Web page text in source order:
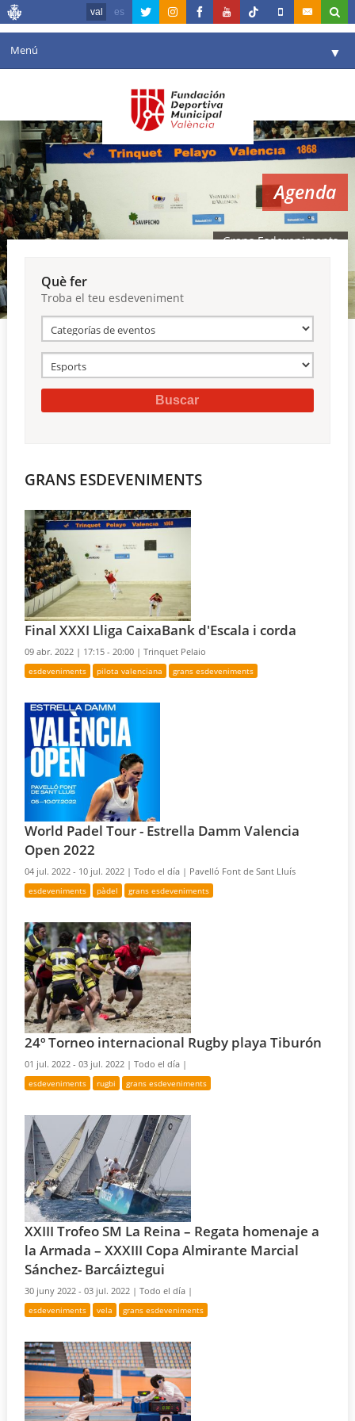
val es
Menú ▼
Agenda
Instal·lacions ▼
Comunicació ▼
València en esport ▼
Reserves
Agenda
Grans Esdeveniments
Què fer
Troba el teu esdeveniment
GRANS ESDEVENIMENTS
Final XXXI Lliga CaixaBank d'Escala i corda
09 abr. 2022 | 17:15 - 20:00 |Trinquet Pelaio
esdeveniments pilota valenciana grans esdeveniments
World Padel Tour - Estrella Damm Valencia
Open 2022
04 jul. 2022 - 10 jul. 2022 |Todo el día | Pavelló Font de Sant Lluís
esdeveniments pàdel grans esdeveniments
24º Torneo internacional Rugby playa Tiburón
01 jul. 2022 - 03 jul. 2022 |Todo el día |
esdeveniments rugbi grans esdeveniments
XXIII Trofeo SM La Reina – Regata homenaje a
la Armada – XXXIII Copa Almirante Marcial
Sánchez- Barcáiztegui
30 juny 2022 - 03 jul. 2022 |Todo el día |
esdeveniments vela grans esdeveniments